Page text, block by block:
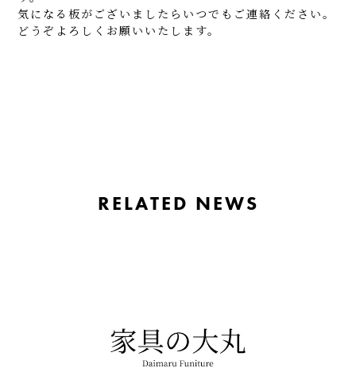
気になる板がございましたらいつでもご連絡ください。
どうぞよろしくお願いいたします。
RELATED NEWS